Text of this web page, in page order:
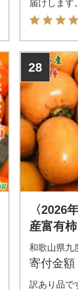
届けします
28
〈2026
産富有
5kg(サ
または
和歌山県九
寄付金額
訳あり品で